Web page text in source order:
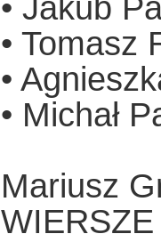
• Jakub
• Tomasz
•
• Michał
Mariusz
WIERSZE